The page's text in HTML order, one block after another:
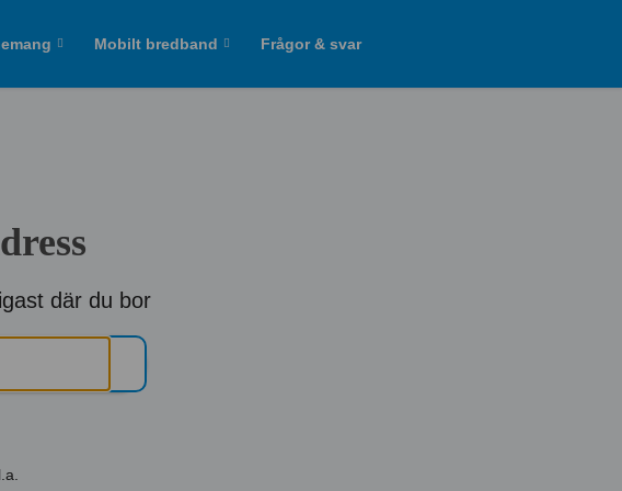
Mobilt bredband Frågor & svar
där du bor